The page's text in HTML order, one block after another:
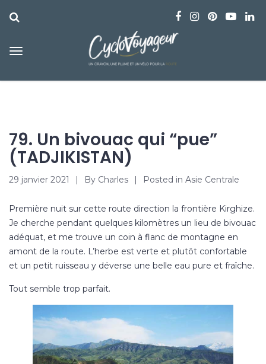
79. Un bivouac qui “pue”
(TADJIKISTAN)
29 janvier 2021 By Charles Posted in Asie Centrale
Première nuit sur cette route direction la frontière Kirghize.
Je cherche pendant quelques kilomètres un lieu de bivouac
adéquat, et me trouve un coin à flanc de montagne en
amont de la route. L’herbe est verte et plutôt confortable
et un petit ruisseau y déverse une belle eau pure et fraîche.
Tout semble trop parfait.